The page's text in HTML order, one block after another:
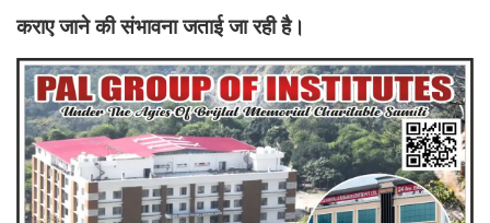
कराए जाने की संभावना जताई जा रही है।